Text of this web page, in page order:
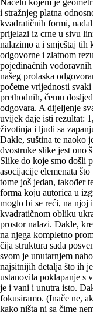
Načelu kojem je
i stražnjeg platna
kvadratičnih formi,
prijelazi iz crne u sivu
nalazimo a i smještaj
odgovorne i zlatnom
pojedinačnih
našeg prolaska
početne vrijednosti
prethodnih, čemu
odgovara. A dijeljenje
uvijek daje isti rezultat:
životinja i ljudi sa
Dakle, suština te naoko
dvostruke slike jest ono
Slike do koje smo došli
asocijacije elemenata
tome još jedan, također
forma koju autorica u
moglo bi se reći, na njoj
kvadratičnom obliku
prostor nalazi. Dakle,
na njega kompletno
čija struktura sada
svom je unutarnjem
najsitnijih detalja što ih
ustanovila poklapanje s
je i vani i unutra isto.
fokusiramo. (Inače ne,
kako ništa ni sa čime